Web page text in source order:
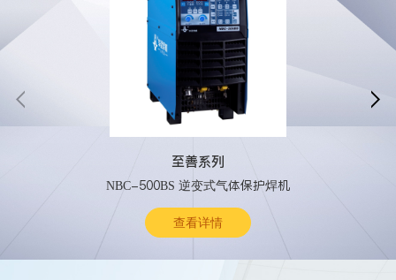
至善系列
NBC-500BS 逆变式气体保护焊机
查看详情
 